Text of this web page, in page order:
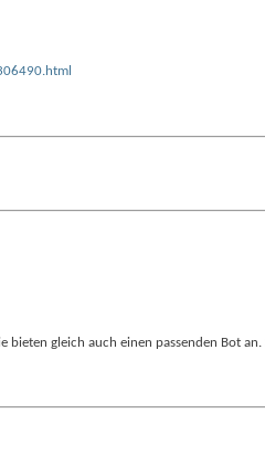
bieten gleich auch einen passenden Bot